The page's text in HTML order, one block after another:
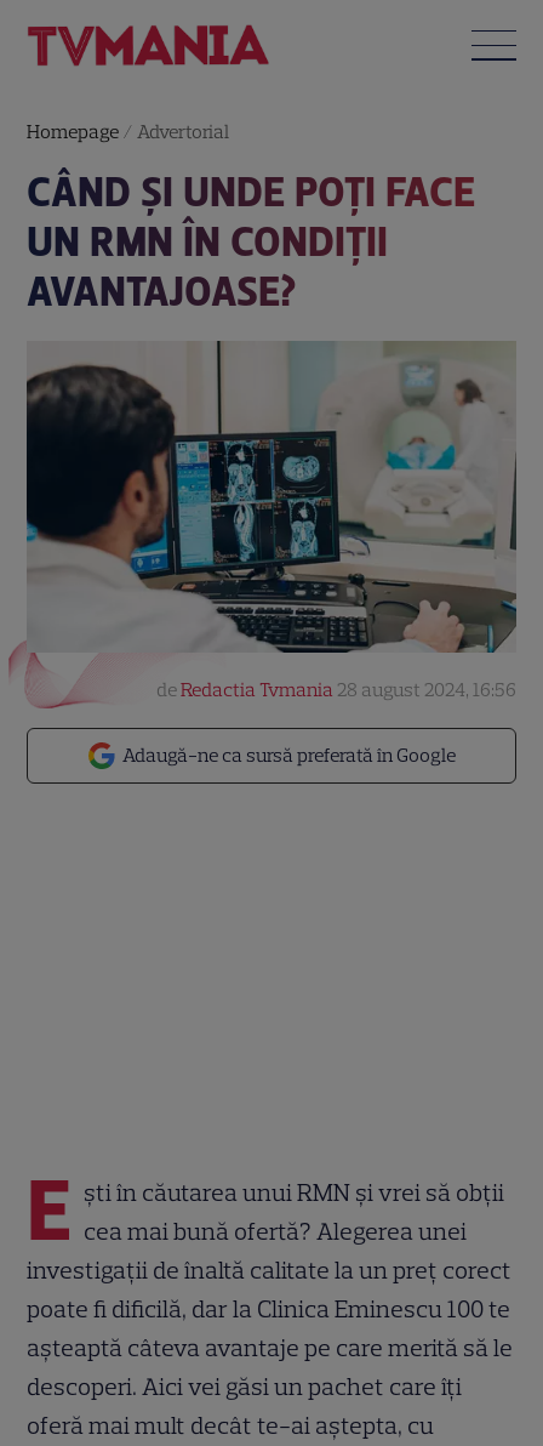
Homepage / Advertorial
CÂND ȘI UNDE POȚI FACE
UN RMN ÎN CONDIȚII
AVANTAJOASE?
Adaugă-ne ca sursă preferată în Google
deRedactia Tvmania 28 august 2024, 16:56
E ști în căutarea unui RMN și vrei să obții
cea mai bună ofertă? Alegerea unei
investigații de înaltă calitate la un preț corect
poate fi dificilă, dar la Clinica Eminescu 100 te
așteaptă câteva avantaje pe care merită să le
descoperi. Aici vei găsi un pachet care îți
oferă mai mult decât te-ai aștepta, cu